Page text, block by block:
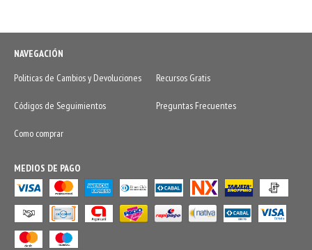
NAVEGACIÓN
Politicas de Cambios y Devoluciones
Recursos Gratis
Códigos de Seguimientos Preguntas Frecuentes
Como comprar
MEDIOS DE PAGO